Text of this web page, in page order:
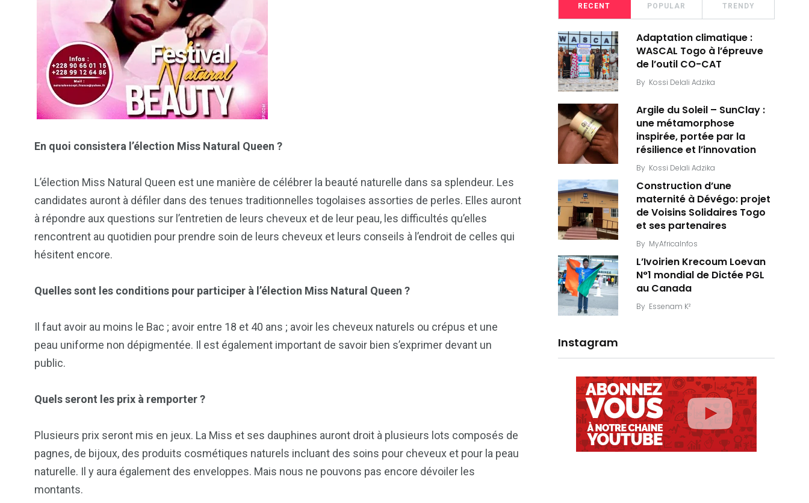
En quoi consistera l’élection Miss Natural Queen ?
L’élection Miss Natural Queen est une manière de célébrer la beauté naturelle dans sa splendeur. Les
candidates auront à défiler dans des tenues traditionnelles togolaises assorties de perles. Elles auront
à répondre aux questions sur l’entretien de leurs cheveux et de leur peau, les difficultés qu’elles
rencontrent au quotidien pour prendre soin de leurs cheveux et leurs conseils à l’endroit de celles qui
hésitent encore.
Quelles sont les conditions pour participer à l’élection Miss Natural Queen ?
Il faut avoir au moins le Bac ; avoir entre 18 et 40 ans ; avoir les cheveux naturels ou crépus et une
peau uniforme non dépigmentée. Il est également important de savoir bien s’exprimer devant un
public.
Quels seront les prix à remporter ?
Plusieurs prix seront mis en jeux. La Miss et ses dauphines auront droit à plusieurs lots composés de
pagnes, de bijoux, des produits cosmétiques naturels incluant des soins pour cheveux et pour la peau
naturelle. Il y aura également des enveloppes. Mais nous ne pouvons pas encore dévoiler les
montants.
RECENT POPULAR TRENDY
Adaptation climatique :
WASCAL Togo à l’épreuve
de l’outil CO-CAT
By Kossi Delali Adzika
Argile du Soleil – SunClay :
une métamorphose
inspirée, portée par la
résilience et l’innovation
By Kossi Delali Adzika
Construction d’une
maternité à Dévégo: projet
de Voisins Solidaires Togo
et ses partenaires
By MyAfricaInfos
L’Ivoirien Krecoum Loevan
N°1 mondial de Dictée PGL
au Canada
By Essenam K²
Instagram